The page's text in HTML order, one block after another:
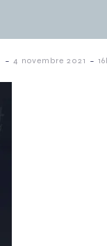
- 4 novembre 2021 -